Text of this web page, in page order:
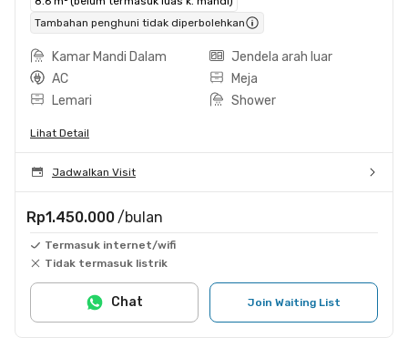
Tambahan penghuni tidak diperbolehkan
Kamar Mandi Dalam
Jendela arah luar
AC
Meja
Lemari
Shower
Lihat Detail
Jadwalkan Visit
Rp1.450.000 /bulan
Termasuk internet/wifi
Tidak termasuk listrik
Join Waiting List
Chat